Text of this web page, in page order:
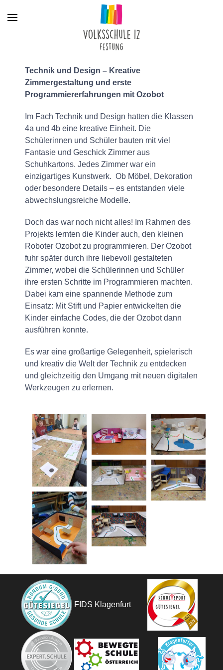
Technik und Design – Kreative
Zimmergestaltung und erste
Programmiererfahrungen mit Ozobot
Im Fach Technik und Design hatten die Klassen
4a und 4b eine kreative Einheit. Die
Schülerinnen und Schüler bauten mit viel
Fantasie und Geschick Zimmer aus
Schuhkartons. Jedes Zimmer war ein
einzigartiges Kunstwerk. Ob Möbel, Dekoration
oder besondere Details – es entstanden viele
abwechslungsreiche Modelle.
Doch das war noch nicht alles! Im Rahmen des
Projekts lernten die Kinder auch, den kleinen
Roboter Ozobot zu programmieren. Der Ozobot
fuhr später durch ihre liebevoll gestalteten
Zimmer, wobei die Schülerinnen und Schüler
ihre ersten Schritte im Programmieren machten.
Dabei kam eine spannende Methode zum
Einsatz: Mit Stift und Papier entwickelten die
Kinder einfache Codes, die der Ozobot dann
ausführen konnte.
Es war eine großartige Gelegenheit, spielerisch
und kreativ die Welt der Technik zu entdecken
und gleichzeitig den Umgang mit neuen digitalen
Werkzeugen zu erlernen.
FIDS Klagenfurt